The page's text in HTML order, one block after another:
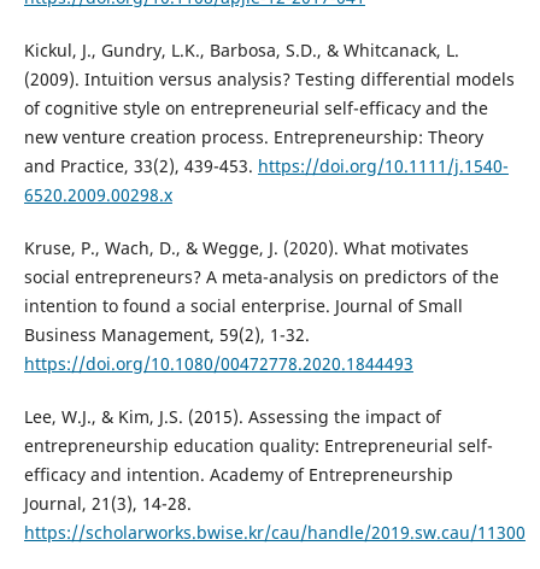
Kickul, J., Gundry, L.K., Barbosa, S.D., & Whitcanack, L.
(2009). Intuition versus analysis? Testing differential models
of cognitive style on entrepreneurial self-efficacy and the
new venture creation process. Entrepreneurship: Theory
and Practice, 33(2), 439-453. https://doi.org/10.1111/j.1540-
6520.2009.00298.x
Kruse, P., Wach, D., & Wegge, J. (2020). What motivates
social entrepreneurs? A meta-analysis on predictors of the
intention to found a social enterprise. Journal of Small
Business Management, 59(2), 1-32.
https://doi.org/10.1080/00472778.2020.1844493
Lee, W.J., & Kim, J.S. (2015). Assessing the impact of
entrepreneurship education quality: Entrepreneurial self-
efficacy and intention. Academy of Entrepreneurship
Journal, 21(3), 14-28.
https://scholarworks.bwise.kr/cau/handle/2019.sw.cau/11300